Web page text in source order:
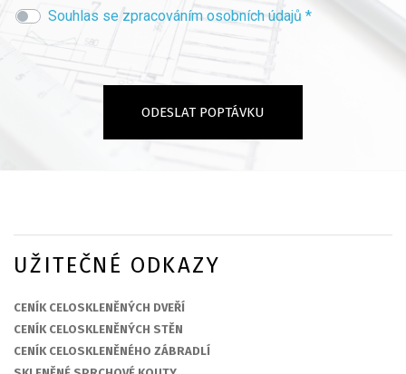
Souhlas se zpracováním osobních údajů *
UŽITEČNÉ ODKAZY
CENÍK CELOSKLENĚNÝCH DVEŘÍ
CENÍK CELOSKLENĚNÝCH STĚN
CENÍK CELOSKLENĚNÉHO ZÁBRADLÍ